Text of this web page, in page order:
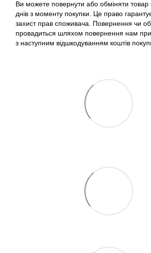
Ви можете повернути або обміняти товар
днів з моменту покупки. Це право
захист прав споживача. Повернення чи
провадиться шляхом повернення нам
з наступним відшкодуванням коштів